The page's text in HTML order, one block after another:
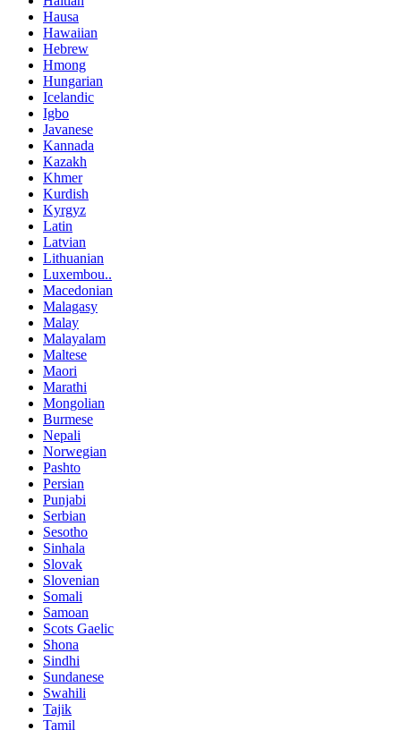
Hausa
Hawaiian
Hebrew
Hmong
Hungarian
Icelandic
Igbo
Javanese
Kannada
Kazakh
Khmer
Kurdish
Kyrgyz
Latin
Latvian
Lithuanian
Luxembou..
Macedonian
Malagasy
Malay
Malayalam
Maltese
Maori
Marathi
Mongolian
Burmese
Nepali
Norwegian
Pashto
Persian
Punjabi
Serbian
Sesotho
Sinhala
Slovak
Slovenian
Somali
Samoan
Scots Gaelic
Shona
Sindhi
Sundanese
Swahili
Tajik
Tamil